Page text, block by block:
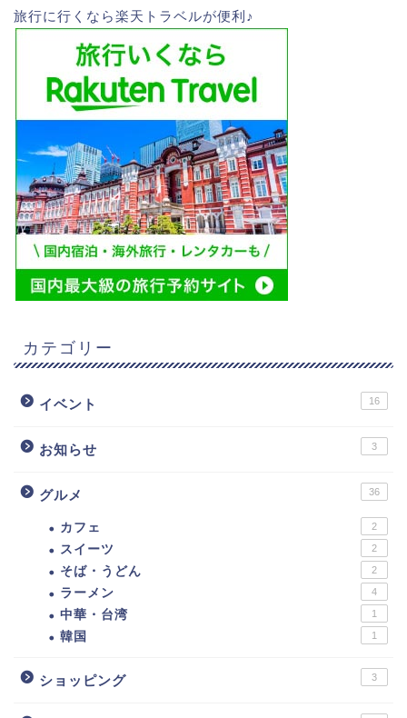
旅行に行くなら楽天トラベルが便利♪
カテゴリー
イベント 16
お知らせ 3
グルメ 36
カフェ 2
スイーツ 2
そば・うどん 2
ラーメン 4
中華・台湾 1
韓国 1
ショッピング 3